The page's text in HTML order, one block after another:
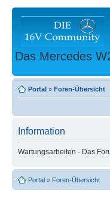
Das Mercedes
Portal » Foren-Übersicht
Information
Wartungsarbeiten - Das
Portal » Foren-Übersicht